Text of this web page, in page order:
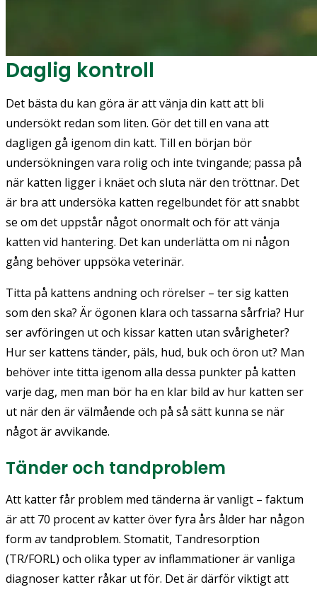
Daglig kontroll
Det bästa du kan göra är att vänja din katt att bli
undersökt redan som liten. Gör det till en vana att
dagligen gå igenom din katt. Till en början bör
undersökningen vara rolig och inte tvingande; passa på
när katten ligger i knäet och sluta när den tröttnar. Det
är bra att undersöka katten regelbundet för att snabbt
se om det uppstår något onormalt och för att vänja
katten vid hantering. Det kan underlätta om ni någon
gång behöver uppsöka veterinär.
Titta på kattens andning och rörelser – ter sig katten
som den ska? Är ögonen klara och tassarna sårfria? Hur
ser avföringen ut och kissar katten utan svårigheter?
Hur ser kattens tänder, päls, hud, buk och öron ut? Man
behöver inte titta igenom alla dessa punkter på katten
varje dag, men man bör ha en klar bild av hur katten ser
ut när den är välmående och på så sätt kunna se när
något är avvikande.
Tänder och tandproblem
Att katter får problem med tänderna är vanligt – faktum
är att 70 procent av katter över fyra års ålder har någon
form av tandproblem. Stomatit, Tandresorption
(TR/FORL) och olika typer av inflammationer är vanliga
diagnoser katter råkar ut för. Det är därför viktigt att